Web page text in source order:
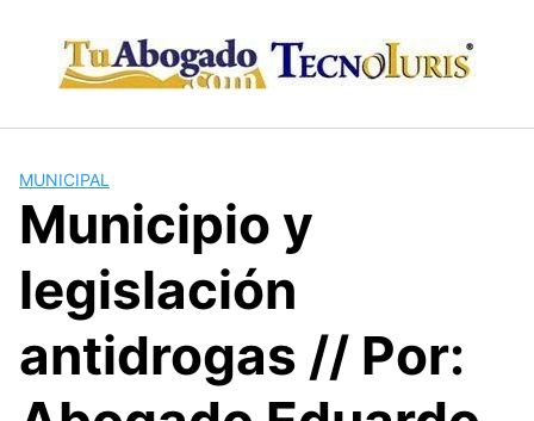
content
MUNICIPAL
Municipio y
legislación
antidrogas // Por: